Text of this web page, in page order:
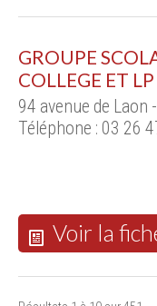
GROUPE
COLLEGE ET
94 avenue de Laon
Téléphone : 03 26
Voir la